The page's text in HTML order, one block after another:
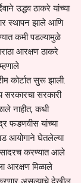
उद्धव ठाकरे यांच्या
स्थापन झाले आणि
कमी पडल्यामुळे
आरक्षण ठाकरे
कोर्टात सुरू झाली.
सरकारचा सरकारी
नाहीत, कधी
फडणवीस यांच्या
आयोगाने घेतलेल्या
सादरच करण्यात आले
आरक्षण मिळाले